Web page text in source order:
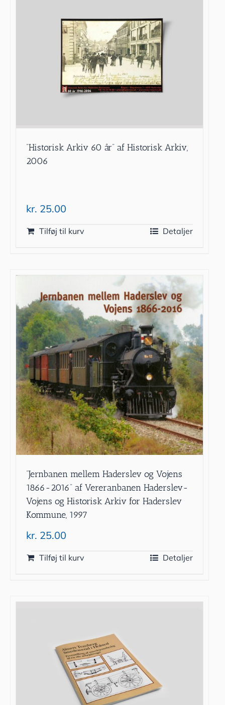
”Historisk Arkiv 60 år” af Historisk Arkiv,
2006
kr. 25.00
Tilføj til kurv Detaljer
”Jernbanen mellem Haderslev og Vojens
1866-2016” af Vereranbanen Haderslev-
Vojens og Historisk Arkiv for Haderslev
Kommune, 1997
kr. 25.00
Tilføj til kurv Detaljer